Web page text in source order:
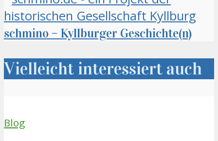
schmino – Kyllburger Geschichte(n)
Vielleicht interessiert auch
Blog